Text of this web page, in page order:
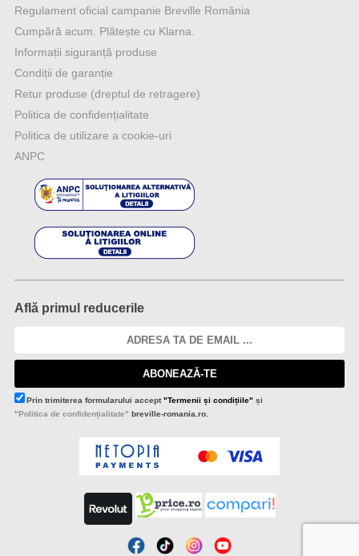
Regulament oficial campanie Breville România
Cumpără acum. Plătește cu Klarna.
Informații siguranță produse
Condiții de garanție
Retur produse (dreptul de retragere)
Politica de confidențialitate
Politica de utilizare a cookie-uri
ANPC
Află primul reducerile
ABONEAZĂ-TE
Prin trimiterea formularului accept"Termenii și condițiile" și
"Politica de confidențialitate" breville-romania.ro.